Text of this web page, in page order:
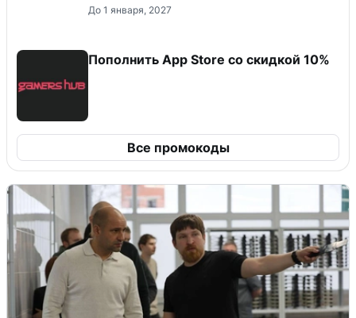
До 1 января, 2027
Пополнить App Store со скидкой 10%
Все промокоды